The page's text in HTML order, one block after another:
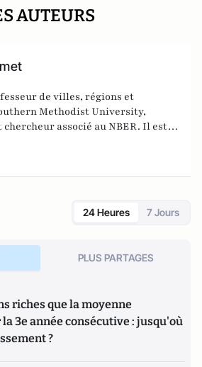
AUTEURS
de villes, régions et
Methodist University,
chercheur associé au NBER. Il est
en commerce et ingénierie de
de Louvain et d'un doctorat en
l'économie politique et le commerce
Review,
Journal of Economic Theoryet
Economics.
24 Heures 7 Jours
PLUS PARTAGES
riches que la moyenne
3e année consécutive : jusqu'où
?